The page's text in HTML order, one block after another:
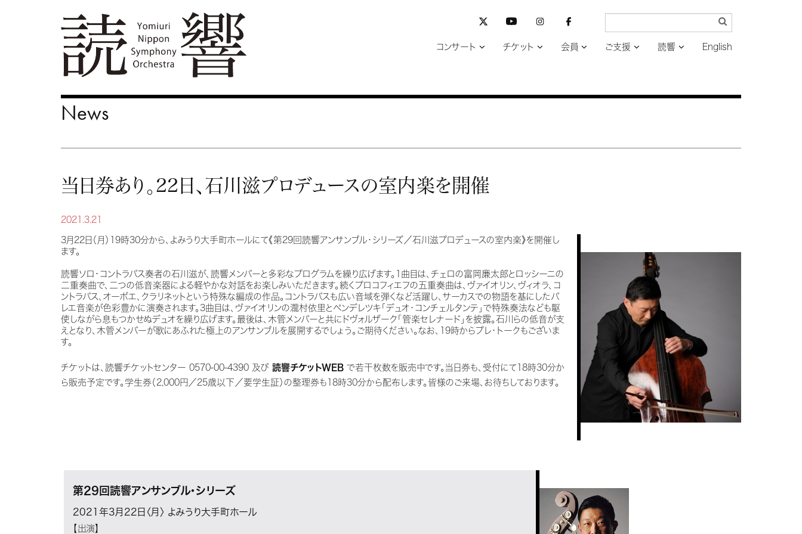
コンサート チケット 会員 ご支援 読響 English
News
当日券あり。22日、石川滋プロデュースの室内楽を開催
2021.3.21
3月22日（月）19時30分から、よみうり大手町ホールにて《第29回読響アンサンブル・シリーズ／石川滋プロデュースの室内楽》を開催し
ます。
読響ソロ・コントラバス奏者の石川滋が、読響メンバーと多彩なプログラムを繰り広げます。1曲目は、チェロの富岡廉太郎とロッシーニの
二重奏曲で、二つの低音楽器による軽やかな対話をお楽しみいただきます。続くプロコフィエフの五重奏曲は、ヴァイオリン、ヴィオラ、コ
ントラバス、オーボエ、クラリネットという特殊な編成の作品。コントラバスも広い音域を弾くなど活躍し、サーカスでの物語を基にしたバ
レエ音楽が色彩豊かに演奏されます。3曲目は、ヴァイオリンの瀧村依里とペンデレツキ「デュオ・コンチェルタンテ」で特殊奏法なども駆
使しながら息もつかせぬデュオを繰り広げます。最後は、木管メンバーと共にドヴォルザーク「管楽セレナード」を披露。石川らの低音が支
えとなり、木管メンバーが歌にあふれた極上のアンサンブルを展開するでしょう。ご期待ください。なお、19時からプレ・トークもございま
す。
チケットは、読響チケットセンター 0570-00-4390 及び 読響チケットWEB で若干枚数を販売中です。当日券も、受付にて18時30分か
ら販売予定です。学生券（2,000円／25歳以下／要学生証）の整理券も18時30分から配布します。皆様のご来場、お待ちしております。
第29回読響アンサンブル・シリーズ
2021年3月22日〈月〉 よみうり大手町ホール
【出演】